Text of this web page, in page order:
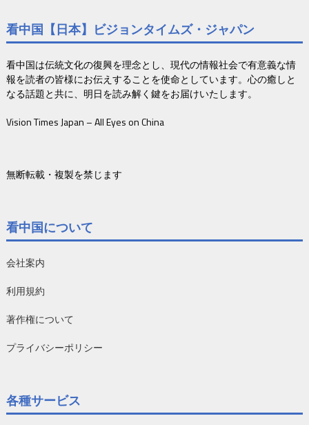
看中国【日本】ビジョンタイムズ・ジャパン
看中国は伝統文化の復興を理念とし、現代の情報社会で有意義な情
報を読者の皆様にお伝えすることを使命としています。心の癒しと
なる話題と共に、明日を読み解く鍵をお届けいたします。
Vision Times Japan – All Eyes on China
無断転載・複製を禁じます
看中国について
会社案内
利用規約
著作権について
プライバシーポリシー
各種サービス